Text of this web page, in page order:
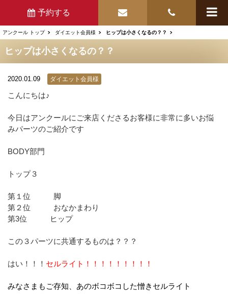
予約する
アンクール トップ ダイエット会員様 ヒップは小さくなるの？？
ヒップは小さくなるの？？
2020.01.09 ダイエット会員様
こんにちは♪
今日はアンクールにご来店くださるお客様に非常に多いお悩
みパーツのご紹介です
BODY部門
トップ３
第１位 脚
第２位 おなかまわり
第3位 ヒップ
この３パーツに共通するものは？？？
はい！！！ セルライト！！！！！！！！！
みなさまもご存知、あのボコボコした憎きセルライト